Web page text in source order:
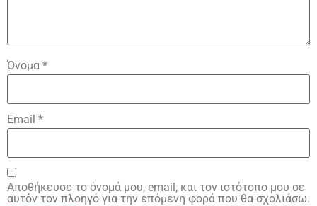
Όνομα *
Email *
Αποθήκευσε το όνομά μου, email, και τον ιστότοπο μου σε
αυτόν τον πλοηγό για την επόμενη φορά που θα σχολιάσω.